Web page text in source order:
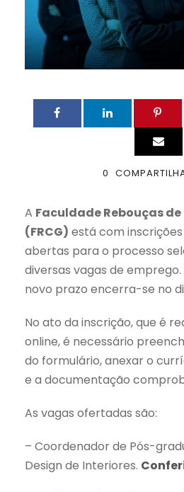
0
A Faculdade Rebouças
(FRCG) está com inscrições
abertas para o processo
diversas vagas de emprego.
novo prazo encerra-se no
No ato da inscrição, que é
online, é necessário
do formulário, anexar o
e a documentação
As vagas ofertadas são:
– Coordenador de Pós-
Design de Interiores.